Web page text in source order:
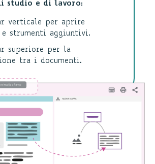
studio e di lavoro:
verticale per aprire
e strumenti aggiuntivi.
superiore per la
tra i documenti.